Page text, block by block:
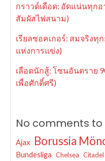
กราวด์เดือด: อัดแน่นทุก
สัมผัสไฟสนาม)
เรียลซอคเกอร์: สมจริงทุ
แห่งการแข่ง)
เลือดนักสู้: โซนอันตราย
เพื่อศักดิ์ศรี)
No comments to
Ajax Borussia
Bundesliga Chelsea Citadel